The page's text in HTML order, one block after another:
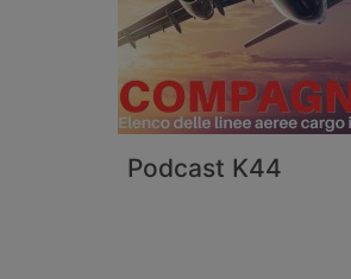
Podcast K44